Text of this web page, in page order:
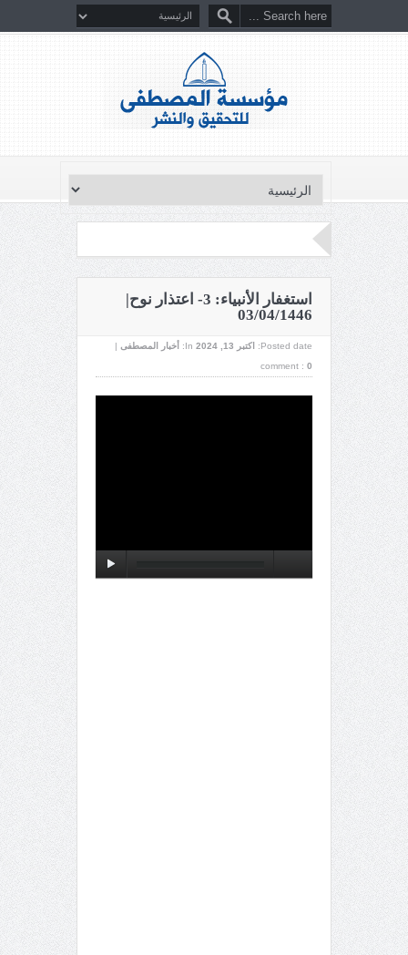
استغفار الأنبياء: 3- اعتذار نوح|
03/04/1446
Posted date: اکتبر 13, 2024 In: أخبار المصطفى |
comment : 0